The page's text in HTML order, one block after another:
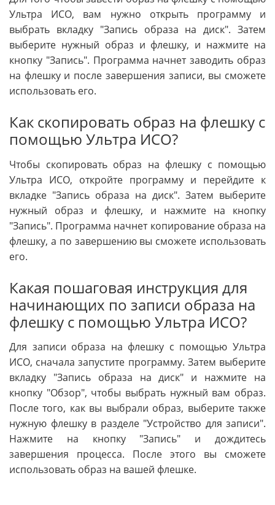
Ультра ИСО, вам нужно открыть программу и
выбрать вкладку "Запись образа на диск". Затем
выберите нужный образ и флешку, и нажмите на
кнопку "Запись". Программа начнет заводить образ
на флешку и после завершения записи, вы сможете
использовать его.
Как скопировать образ на флешку с
помощью Ультра ИСО?
Чтобы скопировать образ на флешку с помощью
Ультра ИСО, откройте программу и перейдите к
вкладке "Запись образа на диск". Затем выберите
нужный образ и флешку, и нажмите на кнопку
"Запись". Программа начнет копирование образа на
флешку, а по завершению вы сможете использовать
его.
Какая пошаговая инструкция для
начинающих по записи образа на
флешку с помощью Ультра ИСО?
Для записи образа на флешку с помощью Ультра
ИСО, сначала запустите программу. Затем выберите
вкладку "Запись образа на диск" и нажмите на
кнопку "Обзор", чтобы выбрать нужный вам образ.
После того, как вы выбрали образ, выберите также
нужную флешку в разделе "Устройство для записи".
Нажмите на кнопку "Запись" и дождитесь
завершения процесса. После этого вы сможете
использовать образ на вашей флешке.